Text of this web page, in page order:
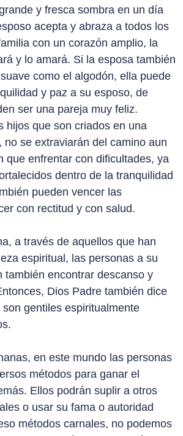
y fresca sombra en un día
acepta y abraza a todos los
con un corazón amplio, la
y lo amará. Si la esposa también
como el algodón, ella puede
y paz a su esposo, de
ser una pareja muy feliz.
hijos que son criados en una
no se extraviarán del camino aun
que enfrentar con dificultades, ya
dentro de la tranquilidad
pueden vencer las
con rectitud y con salud.
a través de aquellos que han
espiritual, las personas a su
también encontrar descanso y
Dios Padre también dice
gentiles espiritualmente
en este mundo las personas
métodos para ganar el
Ellos podrán suplir a otros
o usar su fama o autoridad
métodos carnales, no podemos